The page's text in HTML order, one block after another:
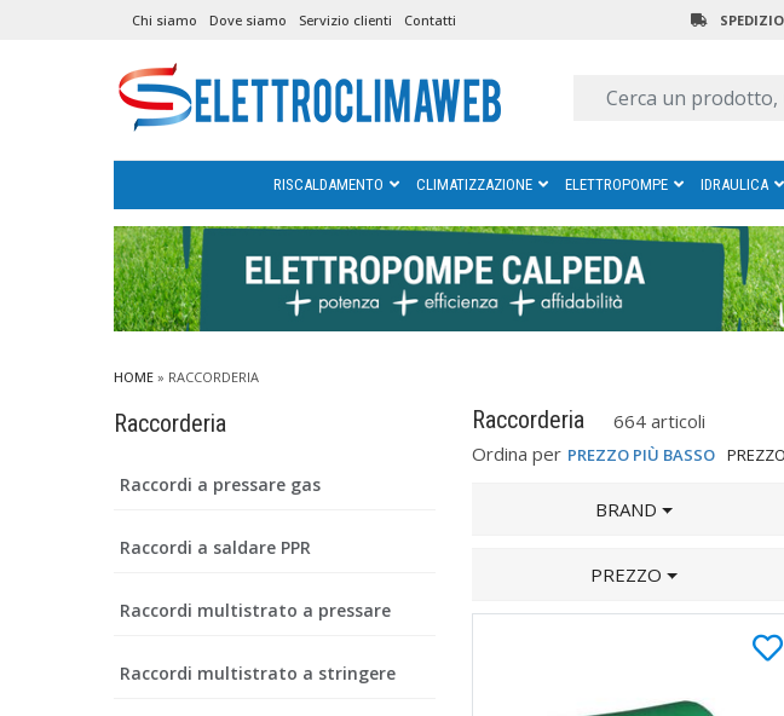
Chi siamo Dove siamo Servizio clienti Contatti
RISCALDAMENTO CLIMATIZZAZIONE ELETTROPOMPE IDRAULICA
HOME» RACCORDERIA
Raccorderia
Raccordi a pressare gas
Raccordi a saldare PPR
Raccordi multistrato a pressare
Raccordi multistrato a stringere
Raccorderia
664 articoli
Ordina per PREZZO PIÙ BASSO
BRAND
PREZZO